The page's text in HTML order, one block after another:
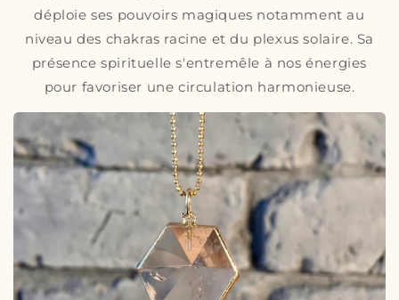
déploie ses pouvoirs magiques notamment au
niveau des chakras racine et du plexus solaire. Sa
présence spirituelle s'entremêle à nos énergies
pour favoriser une circulation harmonieuse.